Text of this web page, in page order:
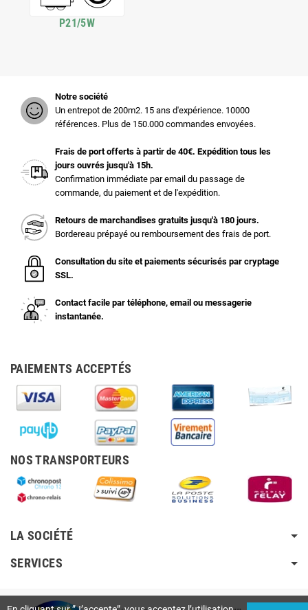
P21/5W
Notre société
Un entrepot de 200m2. 15 ans d'expérience. 10000
références. Plus de 150.000 commandes envoyées.
Frais de port offerts à partir de 40€. Expédition tous les
jours ouvrés jusqu'à 15h.
Confirmation immédiate par email du passage de
commande, du paiement et de l'expédition.
Retours de marchandises gratuits jusqu'à 180 jours.
Bordereau prépayé ou remboursement des frais de port.
Consultation du site et paiements sécurisés par cryptage
SSL.
Contact facile par téléphone, email ou messagerie
instantanée.
PAIEMENTS ACCEPTÉS
NOS TRANSPORTEURS
LA SOCIÉTÉ
SERVICES